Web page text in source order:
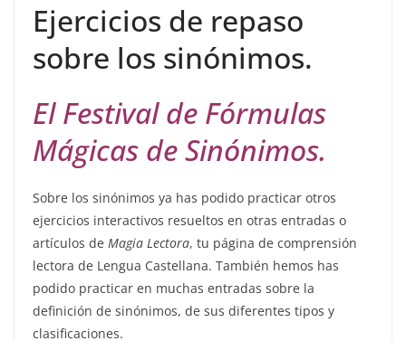
Ejercicios de repaso
sobre los sinónimos.
El Festival de Fórmulas
Mágicas de Sinónimos.
Sobre los sinónimos ya has podido practicar otros
ejercicios interactivos resueltos en otras entradas o
artículos de Magia Lectora, tu página de comprensión
lectora de Lengua Castellana. También hemos has
podido practicar en muchas entradas sobre la
definición de sinónimos, de sus diferentes tipos y
clasificaciones.